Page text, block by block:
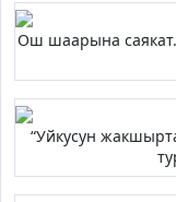
Ош шаарына
“Уйкусун